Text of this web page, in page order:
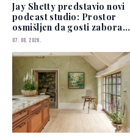
Jay Shetty predstavio novi
podcast studio: Prostor
osmišljen da gosti zaborave
na kamere
07. 08. 2026.